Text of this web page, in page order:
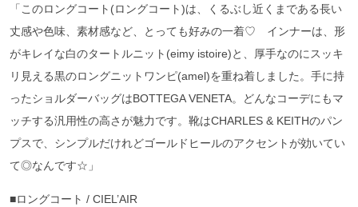
「このロングコート(ロングコート)は、くるぶし近くまである長い
丈感や色味、素材感など、とっても好みの一着♡ インナーは、形
がキレイな白のタートルニット(eimy istoire)と、厚手なのにスッキ
リ見える黒のロングニットワンピ(amel)を重ね着しました。手に持
ったショルダーバッグはBOTTEGA VENETA。どんなコーデにもマ
ッチする汎用性の高さが魅力です。靴はCHARLES & KEITHのパン
プスで、シンプルだけれどゴールドヒールのアクセントが効いてい
て◎なんです☆」
■ロングコート / CIEL’AIR